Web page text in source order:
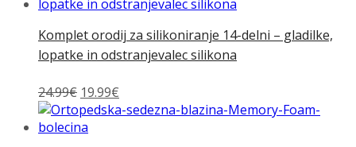
Komplet orodij za silikoniranje 14-delni – gladilke,
lopatke in odstranjevalec silikona
24.99€ Izvirna
cena
je
19.99€
cena